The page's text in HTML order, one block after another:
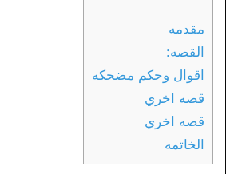
مقدمه
القصه:
اقوال وحكم مضحكه
قصه اخري
قصه اخري
الخاتمه